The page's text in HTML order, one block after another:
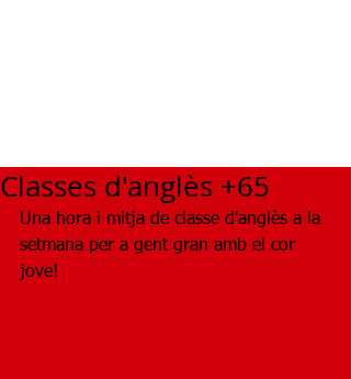
Classes d'anglès +65
Una hora i mitja de classe d'anglès a la
setmana per a gent gran amb el cor
jove!